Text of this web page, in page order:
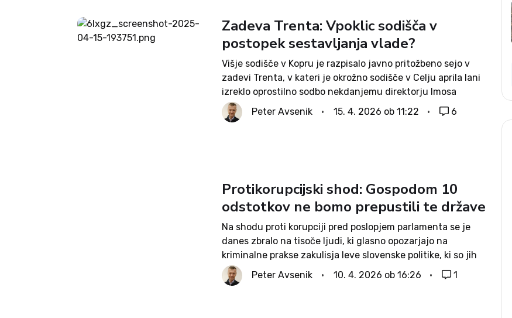
Zadeva Trenta: Vpoklic sodišča v
postopek sestavljanja vlade?
Višje sodišče v Kopru je razpisalo javno pritožbeno sejo v
zadevi Trenta, v kateri je okrožno sodišče v Celju aprila lani
izreklo oprostilno sodbo nekdanjemu direktorju Imosa
Branku Kastelicu, predsedniku SDS Janezu Janši in
nekdanjemu direktorju Eurogradenj Klemnu Gantarju.
Peter Avsenik 15. 4. 2026 ob 11:22 6
Protikorupcijski shod: Gospodom 10
odstotkov ne bomo prepustili te države
Na shodu proti korupciji pred poslopjem parlamenta se je
danes zbralo na tisoče ljudi, ki glasno opozarjajo na
kriminalne prakse zakulisja leve slovenske politike, ki so jih
razkrinkali posnetki, ki so pred volitvami zaokrožili na spletu
in v javnosti. Na...
Peter Avsenik 10. 4. 2026 ob 16:26 1